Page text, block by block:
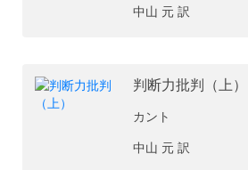
中山 元 訳
判断力批判（上）
カント
中山 元 訳